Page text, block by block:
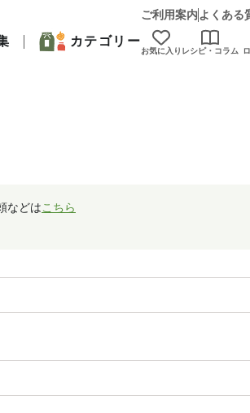
ご利用案内 よくある
カテゴリー
お気に入り レシピ・コラム
などはこちら